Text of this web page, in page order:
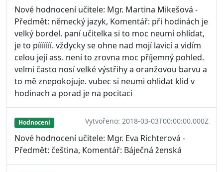
Nové hodnocení učitele: Mgr. Martina Mikešová -
Předmět: německý jazyk, Komentář: při hodinách je
velký bordel. paní učitelka si to moc neumí ohlídat,
je to pííííííí. vždycky se ohne nad mojí lavicí a vidím
celou její ass. není to zrovna moc příjemný pohled.
velmi často nosí velké výstřihy a oranžovou barvu a
to mě znepokojuje. vubec si neumi ohlidat klid v
hodinach a porad je na pocitaci
Hodnocení Vytvořeno: 2018-03-03T00:00:00.000Z
Nové hodnocení učitele: Mgr. Eva Richterová -
Předmět: čeština, Komentář: Báječná ženská